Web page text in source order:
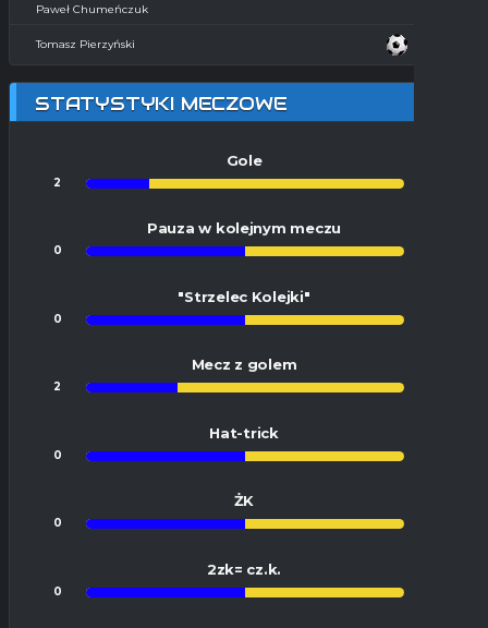
Paweł Chumeńczuk
Tomasz Pierzyński
STATYSTYKI MECZOWE
Gole
2
Pauza w kolejnym meczu
0
"Strzelec Kolejki"
0
Mecz z golem
2
Hat-trick
0
ŻK
0
2zk= cz.k.
0